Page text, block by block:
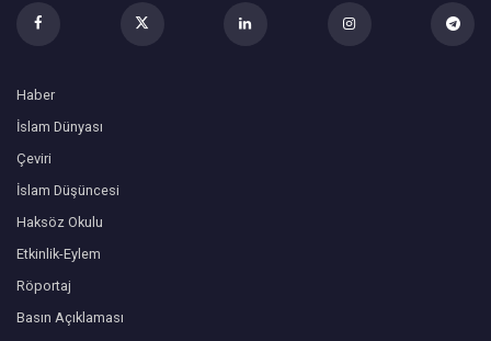
Haber
İslam Dünyası
Çeviri
İslam Düşüncesi
Haksöz Okulu
Etkinlik-Eylem
Röportaj
Basın Açıklaması